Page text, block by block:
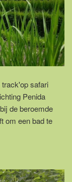
track'op safari
Penida
de beroemde
om een bad te